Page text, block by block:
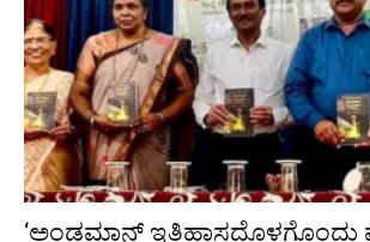
‘ಅಂಡಮಾನ್ ಇತಿಹಾಸದೊಳಗೊಂದು